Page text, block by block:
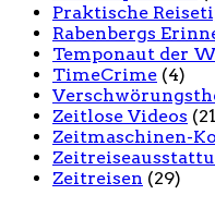
Praktische
Rabenbergs
Temponaut der
TimeCrime (4)
Zeitlose Videos
Zeitmaschinen-
Zeitreisen (29)